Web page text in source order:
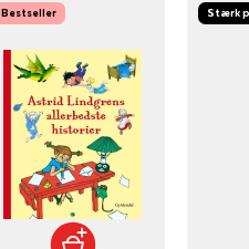
Bestseller Stærk